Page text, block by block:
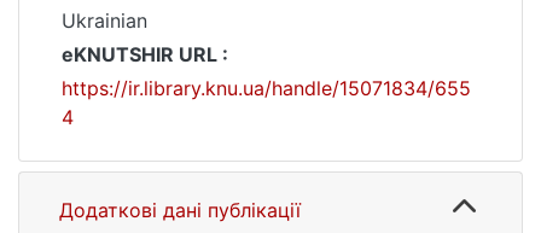
Ukrainian
eKNUTSHIR URL :
https://ir.library.knu.ua/handle/15071834/655
4
Додаткові дані публікації